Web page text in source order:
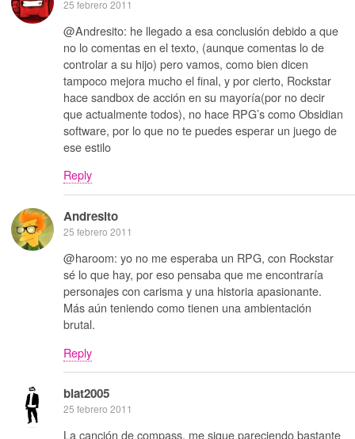
25 febrero 2011
@Andresito: he llegado a esa conclusión debido a que
no lo comentas en el texto, (aunque comentas lo de
controlar a su hijo) pero vamos, como bien dicen
tampoco mejora mucho el final, y por cierto, Rockstar
hace sandbox de acción en su mayoría(por no decir
que actualmente todos), no hace RPG’s como Obsidian
software, por lo que no te puedes esperar un juego de
ese estilo
Reply
Andresito
25 febrero 2011
@haroom: yo no me esperaba un RPG, con Rockstar
sé lo que hay, por eso pensaba que me encontraría
personajes con carisma y una historia apasionante.
Más aún teniendo como tienen una ambientación
brutal.
Reply
blat2005
25 febrero 2011
La canción de compass, me sigue pareciendo bastante